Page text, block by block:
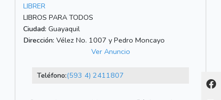
LIBRER
LIBROS PARA TODOS
Ciudad: Guayaquil
Dirección: Vélez No. 1007 y Pedro Moncayo
Ver Anuncio
Teléfono:(593 4) 2411807